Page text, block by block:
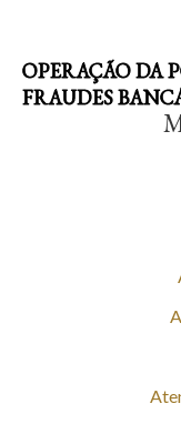
OPERAÇÃO DA
FRAUDES